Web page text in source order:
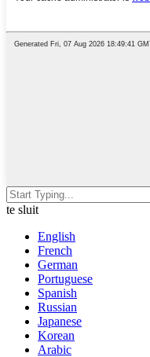
te sluit
English
French
German
Portuguese
Spanish
Russian
Japanese
Korean
Arabic